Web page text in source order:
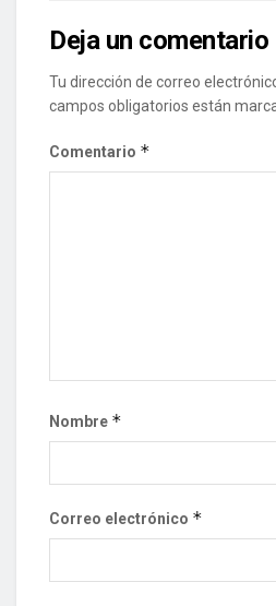
Deja un comentario
Tu dirección de correo
campos obligatorios están
Comentario *
Nombre *
Correo electrónico *